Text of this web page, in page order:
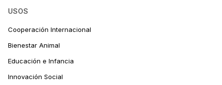
USOS
Cooperación Internacional
Bienestar Animal
Educación e Infancia
Innovación Social